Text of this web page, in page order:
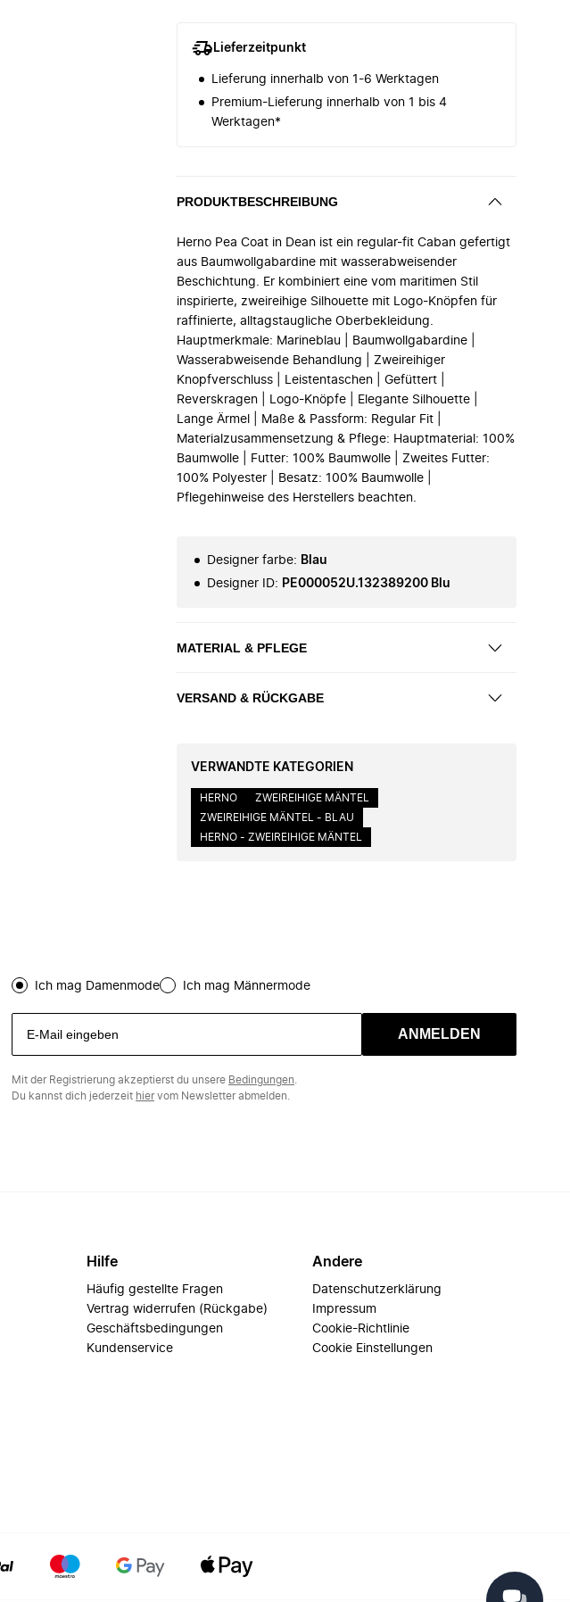
Lieferzeitpunkt
Lieferung innerhalb von 1-6 Werktagen
Premium-Lieferung innerhalb von 1 bis 4
Werktagen*
PRODUKTBESCHREIBUNG
Herno Pea Coat in Dean ist ein regular-fit Caban gefertigt
aus Baumwollgabardine mit wasserabweisender
Beschichtung. Er kombiniert eine vom maritimen Stil
inspirierte, zweireihige Silhouette mit Logo-Knöpfen für
raffinierte, alltagstaugliche Oberbekleidung.
Hauptmerkmale: Marineblau | Baumwollgabardine |
Wasserabweisende Behandlung | Zweireihiger
Knopfverschluss | Leistentaschen | Gefüttert |
Reverskragen | Logo-Knöpfe | Elegante Silhouette |
Lange Ärmel | Maße & Passform: Regular Fit |
Materialzusammensetzung & Pflege: Hauptmaterial: 100%
Baumwolle | Futter: 100% Baumwolle | Zweites Futter:
100% Polyester | Besatz: 100% Baumwolle |
Pflegehinweise des Herstellers beachten.
Designer farbe: Blau
Designer ID: PE000052U.132389200 Blu
MATERIAL & PFLEGE
VERSAND & RÜCKGABE
VERWANDTE KATEGORIEN
HERNO
ZWEIREIHIGE MÄNTEL
ZWEIREIHIGE MÄNTEL - BLAU
HERNO - ZWEIREIHIGE MÄNTEL
Ich mag Damenmode Ich mag Männermode
ANMELDEN
Mit der Registrierung akzeptierst du unsere Bedingungen
Du kannst dich jederzeit hiervom Newsletter abmelden.
Hilfe
Häufig gestellte Fragen
Vertrag widerrufen (Rückgabe)
Geschäftsbedingungen
Kundenservice
Andere
Datenschutzerklärung
Impressum
Cookie-Richtlinie
Cookie Einstellungen